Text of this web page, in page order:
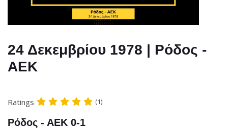
24 Δεκεμβρίου 1978 | Ρόδος -
ΑΕΚ
Ratings (1)
Ρόδος - ΑΕΚ 0-1